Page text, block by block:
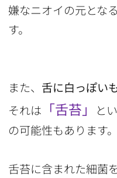
嫌なニオイの元とな
す。
また、 舌に白っぽい
それは 「舌苔」 と
の可能性もあります。
舌苔に含まれた細菌